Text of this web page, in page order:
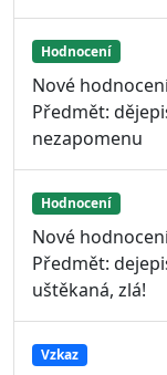
Hodnocení
Nové
Předmět:
nezapomenu
Hodnocení
Nové
Předmět:
uštěkaná, zlá!
Vzkaz